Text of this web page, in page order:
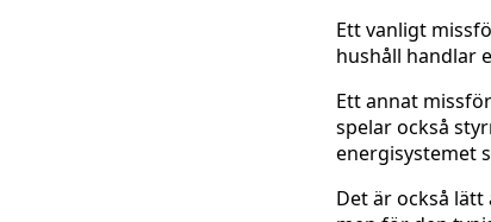
Ett vanligt
hushåll handlar
Ett annat
spelar också
energisystemet
Det är också